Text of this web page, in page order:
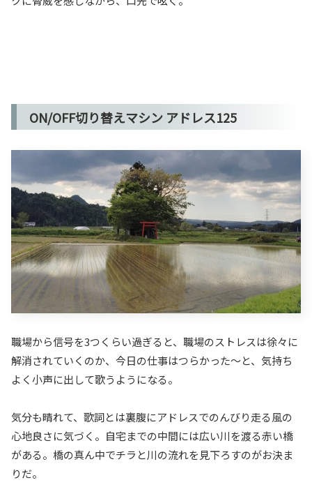
ON/OFF切り替えマシン アドレス125
職場から信号を3つくらい過ぎると、職場のストレスは徐々に
解消されていくのか、今日の仕事はつらかった〜と、気持ち
よく小声に出して歌うようになる。
気分も晴れて、歌詞とは裏腹にアドレスでのんびり走る風の
心地良さに気づく。自宅までの中間には広い川を渡る赤い橋
がある。橋の真ん中でチラと川の流れを見下ろすのがお決ま
りだ。